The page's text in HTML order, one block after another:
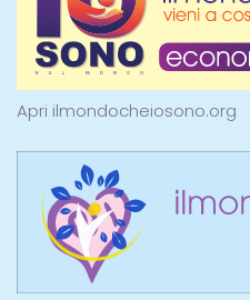
Apri ilmondocheiosono.org